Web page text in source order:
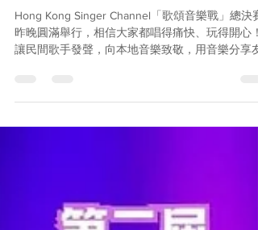
歌頌音樂戰決賽 - 圓滿結束
Hong Kong Singer Channel「歌頌音樂戰」總決賽
昨晚圓滿舉行，相信大家都唱得痛快、玩得開心！
在總結一下比賽結果： 全場總冠軍：崔湛全 (愛是
王志秀 (我等到花兒也謝了) 全場第九名：何崴慈 (
璃之情) 全場第十名：萬皓榮 (東邪) Bmos評判特選